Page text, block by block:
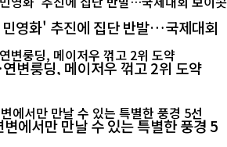
영화' 추진에 집단 반발…국제대회
변룽딩, 메이저우 꺾고 2위 도약
에서만 만날 수 있는 특별한 풍경 5